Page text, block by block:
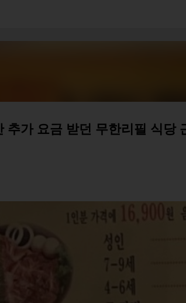
추가 요금 받던 무한리필 식당